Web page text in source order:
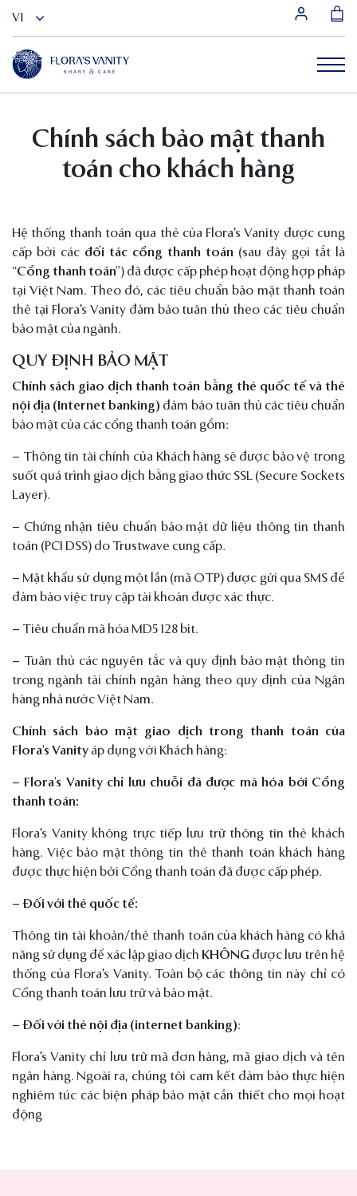
Chính sách bảo mật thanh
toán cho khách hàng
Hệ thống thanh toán qua thẻ của Flora’s Vanity được cung
cấp bởi các đối tác cổng thanh toán (sau đây gọi tắt là
“Cổng thanh toán”) đã được cấp phép hoạt động hợp pháp
tại Việt Nam. Theo đó, các tiêu chuẩn bảo mật thanh toán
thẻ tại Flora’s Vanity đảm bảo tuân thủ theo các tiêu chuẩn
bảo mật của ngành.
QUY ĐỊNH BẢO MẬT
Chính sách giao dịch thanh toán bằng thẻ quốc tế và thẻ
nội địa (Internet banking) đảm bảo tuân thủ các tiêu chuẩn
bảo mật của các cổng thanh toán gồm:
– Thông tin tài chính của Khách hàng sẽ được bảo vệ trong
suốt quá trình giao dịch bằng giao thức SSL (Secure Sockets
Layer).
– Chứng nhận tiêu chuẩn bảo mật dữ liệu thông tin thanh
toán (PCI DSS) do Trustwave cung cấp.
– Mật khẩu sử dụng một lần (mã OTP) được gửi qua SMS để
đảm bảo việc truy cập tài khoản được xác thực.
– Tiêu chuẩn mã hóa MD5 128 bit.
– Tuân thủ các nguyên tắc và quy định bảo mật thông tin
trong ngành tài chính ngân hàng theo quy định của Ngân
hàng nhà nước Việt Nam.
Chính sách bảo mật giao dịch trong thanh toán của
Flora’s Vanity áp dụng với Khách hàng:
–Flora’s Vanity chỉ lưu chuỗi đã được mã hóa bởi Cổng
thanh toán:
Flora’s Vanity không trực tiếp lưu trữ thông tin thẻ khách
hàng. Việc bảo mật thông tin thẻ thanh toán khách hàng
được thực hiện bởi Cổng thanh toán đã được cấp phép.
– Đối với thẻ quốc tế:
Thông tin tài khoản/thẻ thanh toán của khách hàng có khả
năng sử dụng để xác lập giao dịch KHÔNG được lưu trên hệ
thống của Flora’s Vanity. Toàn bộ các thông tin này chỉ có
Cổng thanh toán lưu trữ và bảo mật.
– Đối với thẻ nội địa (internet banking):
Flora’s Vanity chỉ lưu trữ mã đơn hàng, mã giao dịch và tên
ngân hàng. Ngoài ra, chúng tôi cam kết đảm bảo thực hiện
nghiêm túc các biện pháp bảo mật cần thiết cho mọi hoạt
động